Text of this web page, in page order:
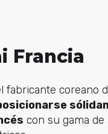
Francia
fabricante coreano
con su gama